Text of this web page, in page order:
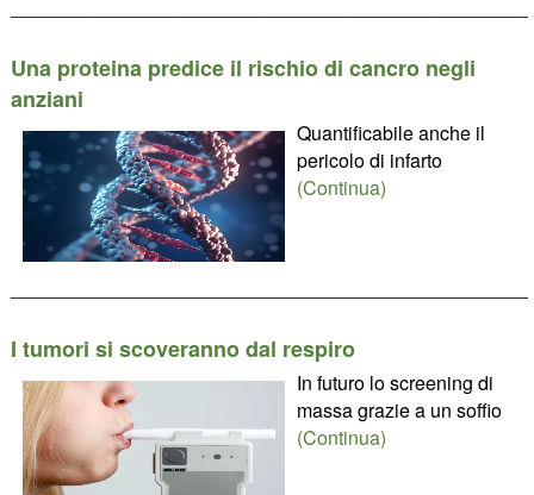
Una proteina predice il rischio di cancro negli
anziani
Quantificabile anche il
pericolo di infarto
(Continua)
I tumori si scoveranno dal respiro
In futuro lo screening di
massa grazie a un soffio
(Continua)